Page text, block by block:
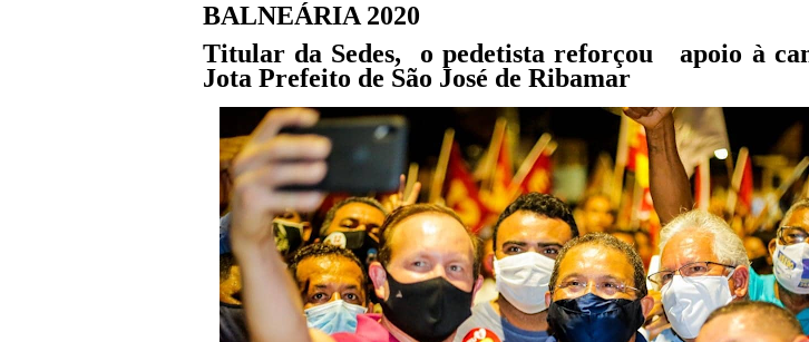
BALNEÁRIA 2020
Titular da Sedes, o pedetista reforçou apoio à
Jota Prefeito de São José de Ribamar